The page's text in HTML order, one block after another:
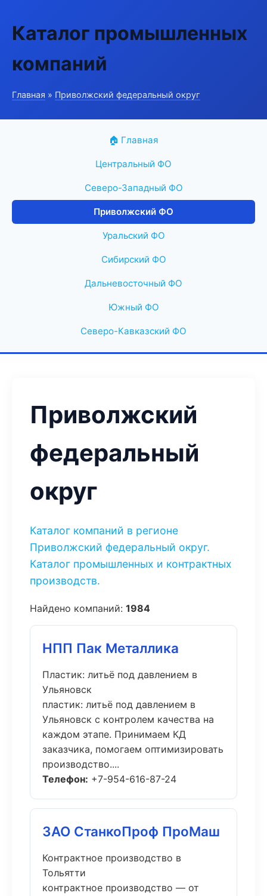
Каталог промышленных
компаний
Главная » Приволжский федеральный округ
🏠 Главная
Центральный ФО
Северо-Западный ФО
Приволжский ФО
Уральский ФО
Сибирский ФО
Дальневосточный ФО
Южный ФО
Северо-Кавказский ФО
Приволжский
федеральный
округ
Каталог компаний в регионе
Приволжский федеральный округ.
Каталог промышленных и контрактных
производств.
Найдено компаний: 1984
НПП Пак Металлика
Пластик: литьё под давлением в
Ульяновск
пластик: литьё под давлением в
Ульяновск с контролем качества на
каждом этапе. Принимаем КД
заказчика, помогаем оптимизировать
производство....
Телефон: +7-954-616-87-24
ЗАО СтанкоПроф ПроМаш
Контрактное производство в
Тольятти
контрактное производство — от